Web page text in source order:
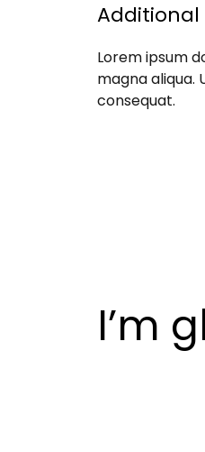
Additional
Lorem ipsum
magna aliqua.
consequat.
I’m